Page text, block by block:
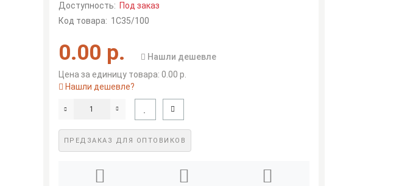
Доступность: Под заказ
Код товара: 1С35/100
0.00 р.
Нашли дешевле
Цена за единицу товара: 0.00 р.
Нашли дешевле?
ПРЕДЗАКАЗ ДЛЯ ОПТОВИКОВ